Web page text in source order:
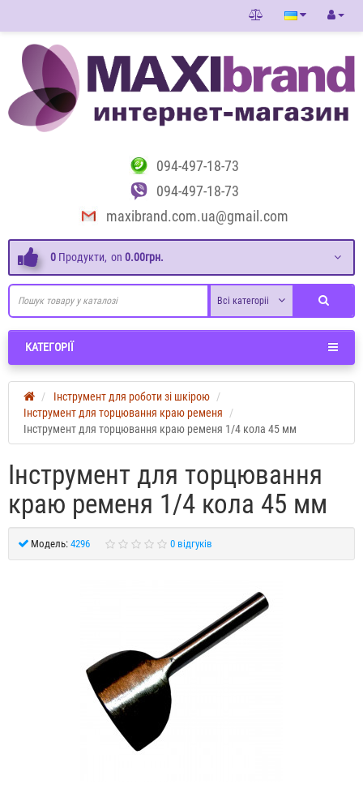
094-497-18-73
094-497-18-73
maxibrand.com.ua@gmail.com
0 Продукти, on 0.00грн.
Всі категоріі
КАТЕГОРІЇ
Інструмент для роботи зі шкірою
Інструмент для торцювання краю ременя
Інструмент для торцювання краю ременя 1/4 кола 45 мм
Інструмент для торцювання
краю ременя 1/4 кола 45 мм
Модель: 4296 0 відгуків